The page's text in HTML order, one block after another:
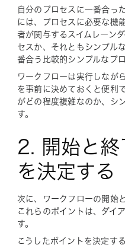
自分のプロセスに一番合っ
には、プロセスに必要な機
者が関与するスイムレーン
セスか、それともシンプル
番合う比較的シンプルなプ
ワークフローは実行しなが
を事前に決めておくと便利
がどの程度複雑なのか、シ
す。
2. 開始と終
を決定する
次に、ワークフローの開始
これらのポイントは、ダイ
す。
こうしたポイントを決定す